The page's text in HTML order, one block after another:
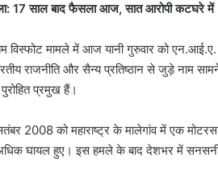
17 साल बाद फैसला आज, सात आरोपी कटघरे में
विस्फोट मामले में आज यानी गुरुवार को
राजनीति और सैन्य प्रतिष्ठान से जुड़े नाम
प्रमुख हैं।
2008 को महाराष्ट्र के मालेगांव में एक
घायल हुए। इस हमले के बाद देशभर में